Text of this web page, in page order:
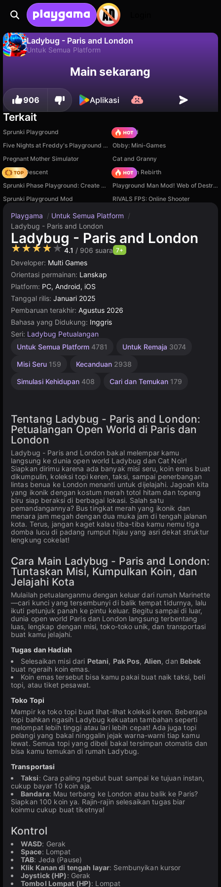
Ladybug - Paris and London
Untuk Semua Platform
Simpan progresnya!
Main sekarang
906 Aplikasi
Terkait
Sprunki Playground
TB World
Five Nights at Freddy's Playground Sandbox
Obby: Mini-Games
Pregnant Mother Simulator
Cat and Granny
Deadly Descent
Stickman Rebirth
Sprunki Phase Playground: Create Sprunki and Music
Playground Man Mod! Web of Destruction!
Sprunki Playground Mod
RIVALS FPS: Online Shooter
Playgama / Untuk Semua Platform /
Ladybug - Paris and London
Ladybug - Paris and London
★★★★★4.1 / 906 suara 7+
Developer: Multi Games
Orientasi permainan: Lanskap
Platform: PC, Android, iOS
Tanggal rilis: Januari 2025
Pembaruan terakhir: Agustus 2026
Bahasa yang Didukung: Inggris
Seri: Ladybug Petualangan
Untuk Semua Platform 4781 Untuk Remaja 3074
Misi Seru 159 Kecanduan 2938
Simulasi Kehidupan 408 Cari dan Temukan 179
Desktop
Sederhana
Untuk
1480
Online
5021
Tentang Ladybug - Paris and London:
Petualangan Open World di Paris dan
London
Ladybug - Paris and London bakal melempar kamu
langsung ke dunia open world Ladybug dan Cat Noir!
Siapkan dirimu karena ada banyak misi seru, koin emas buat
dikumpulin, koleksi topi keren, taksi, sampai penerbangan
lintas benua ke London menanti untuk dijelajahi. Jagoan kita
yang ikonik dengan kostum merah totol hitam dan topeng
biru siap beraksi di berbagai lokasi. Salah satu
pemandangannya? Bus tingkat merah yang ikonik dan
menara jam megah dengan dua muka jam di tengah jalanan
kota. Terus, jangan kaget kalau tiba-tiba kamu nemu tiga
domba lucu di padang rumput hijau yang asri dekat struktur
lengkung cokelat!
Cara Main Ladybug - Paris and London:
Tuntaskan Misi, Kumpulkan Koin, dan
Jelajahi Kota
Mulailah petualanganmu dengan keluar dari rumah Marinette
—cari kunci yang tersembunyi di balik tempat tidurnya, lalu
ikuti petunjuk panah ke pintu keluar. Begitu sampai di luar,
dunia open world Paris dan London langsung terbentang
luas, lengkap dengan misi, toko-toko unik, dan transportasi
buat kamu jelajahi.
Tugas dan Hadiah
Selesaikan misi dari Petani, Pak Pos, Alien, dan Bebek
buat ngeraih koin emas.
Koin emas tersebut bisa kamu pakai buat naik taksi, beli
topi, atau tiket pesawat.
Toko Topi
Mampir ke toko topi buat lihat-lihat koleksi keren. Beberapa
topi bahkan ngasih Ladybug kekuatan tambahan seperti
melompat lebih tinggi atau lari lebih cepat! Ada juga topi
pelangi yang bakal ninggalin jejak warna-warni tiap kamu
lewat. Semua topi yang dibeli bakal tersimpan otomatis dan
bisa kamu temukan di rumah Ladybug.
Transportasi
Taksi: Cara paling ngebut buat sampai ke tujuan instan,
cukup bayar 10 koin aja.
Bandara: Mau terbang ke London atau balik ke Paris?
Siapkan 100 koin ya. Rajin-rajin selesaikan tugas biar
koinmu cukup buat tiketnya!
Kontrol
WASD: Gerak
Space: Lompat
TAB: Jeda (Pause)
Klik Kanan di tengah layar: Sembunyikan kursor
Joystick (HP): Gerak
Tombol Lompat (HP): Lompat